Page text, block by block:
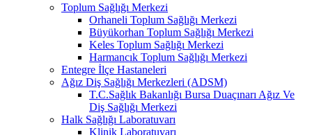
Toplum Sağlığı Merkezi
Orhaneli Toplum Sağlığı Merkezi
Büyükorhan Toplum Sağlığı Merkezi
Keles Toplum Sağlığı Merkezi
Harmancık Toplum Sağlığı Merkezi
Entegre İlçe Hastaneleri
Ağız Diş Sağlığı Merkezleri (ADSM)
T.C.Sağlık Bakanlığı Bursa Duaçınarı Ağız Ve
Diş Sağlığı Merkezi
Halk Sağlığı Laboratuvarı
Klinik Laboratuvarı